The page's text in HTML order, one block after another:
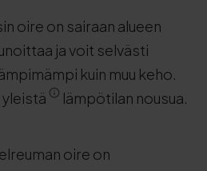
oire on sairaan alueen
ja voit selvästi
kuin muu keho.
lämpötilan nousua.
oire on